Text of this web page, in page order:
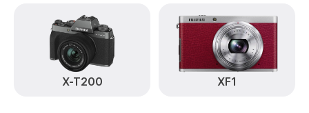
Чистка CCD/CMOS матрицы X100V
черный Fujifilm
от 3500₽
Замена байонета X100V черный Fujifilm от 3400₽
X-T200 XF1